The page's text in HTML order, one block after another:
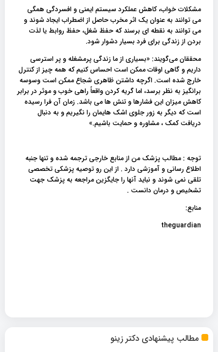
مطالب پیشنهادی دکتر زینو
مشکلات خواب، کاهش عملکرد سیستم ایمنی و افسردگی همگی
می توانند به عنوان یک اثر مخرب حاصل از اضطراب ایجاد شوند و
می توانند به نقطه ای برسند که حفظ شغل، حفظ روابط یا لذت
بردن از زندگی برای فرد بسیار دشوار شود.
محققان می‌گویند: «بسیاری از ما زندگی پرمشغله و پر استرسی
داریم و گاهی اوقات ممکن است احساس کنیم که همه چیز از کنترل
خارج شده است. اگرچه داشتن ظاهری شجاع ممکن است وسوسه
برانگیز به نظر برسد، اما گریه کردن واقعاً راهی خوب و موثر در برابر
کاهش میزان این فشارها و تنش ها می باشد. زمان آن فرا رسیده
است که دیگر به زور جلوی اشک هایمان را نگیریم و به دنبال
دریافت کمک ، مشاوره و حمایت باشیم.»
توجه : مطالب پزشک من از منابع خارجی ترجمه شده و تنها جنبه
اطلاع رسانی و آموزشی دارد . از این رو توصیه پزشکی تخصصی
تلقی نمی شوند و نباید آنها را جایگزین مراجعه به پزشک جهت
تشخیص و درمان دانست .
منابع:
theguardian